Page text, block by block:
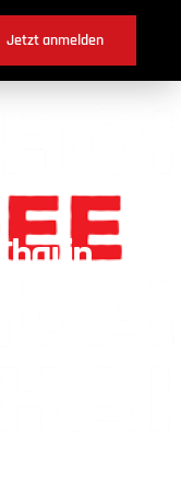
Jetzt anmelden
in
?